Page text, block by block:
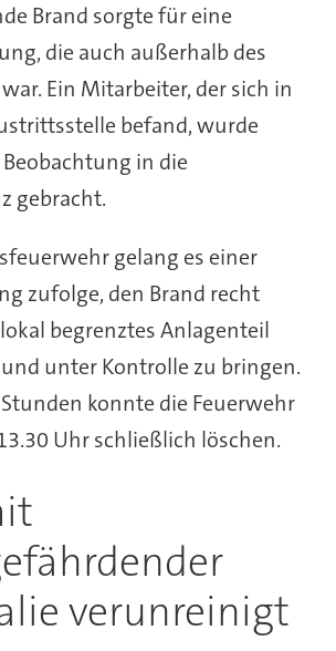
Brand sorgte für eine
die auch außerhalb des
Ein Mitarbeiter, der sich in
befand, wurde
in die
gebracht.
gelang es einer
zufolge, den Brand recht
begrenztes Anlagenteil
unter Kontrolle zu bringen.
konnte die Feuerwehr
Uhr schließlich löschen.
verunreinigt